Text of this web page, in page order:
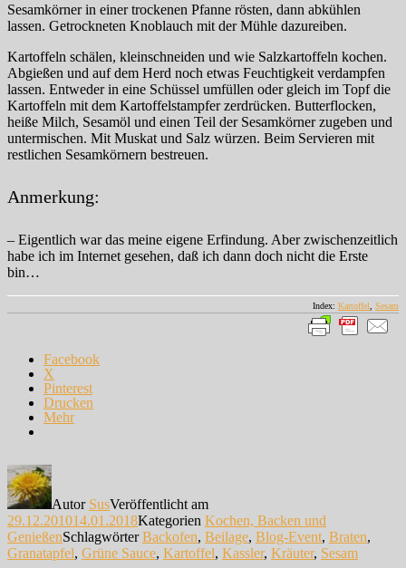
Sesamkörner in einer trockenen Pfanne rösten, dann abkühlen
lassen. Getrockneten Knoblauch mit der Mühle dazureiben.
Kartoffeln schälen, kleinschneiden und wie Salzkartoffeln kochen.
Abgießen und auf dem Herd noch etwas Feuchtigkeit verdampfen
lassen. Entweder in eine Schüssel umfüllen oder gleich im Topf die
Kartoffeln mit dem Kartoffelstampfer zerdrücken. Butterflocken,
heiße Milch, Sesamöl und einen Teil der Sesamkörner zugeben und
untermischen. Mit Muskat und Salz würzen. Beim Servieren mit
restlichen Sesamkörnern bestreuen.
Anmerkung:
– Eigentlich war das meine eigene Erfindung. Aber zwischenzeitlich
habe ich im Internet gesehen, daß ich dann doch nicht die Erste
bin…
Index: Kartoffel Sesam
Facebook
X
Pinterest
Drucken
Mehr
Autor SusVeröffentlicht am
29.12.201014.01.2018Kategorien Kochen, Backen und
GenießenSchlagwörterBackofen, Beilage, Blog-Event, Braten,
Granatapfel, Grüne Sauce, Kartoffel, Kassler, Kräuter, Sesam